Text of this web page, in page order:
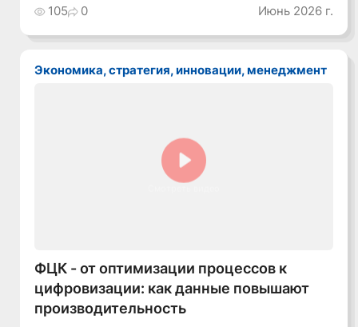
105 0 Июнь 2026 г.
Экономика, стратегия, инновации, менеджмент
ФЦК - от оптимизации процессов к
цифровизации: как данные повышают
производительность